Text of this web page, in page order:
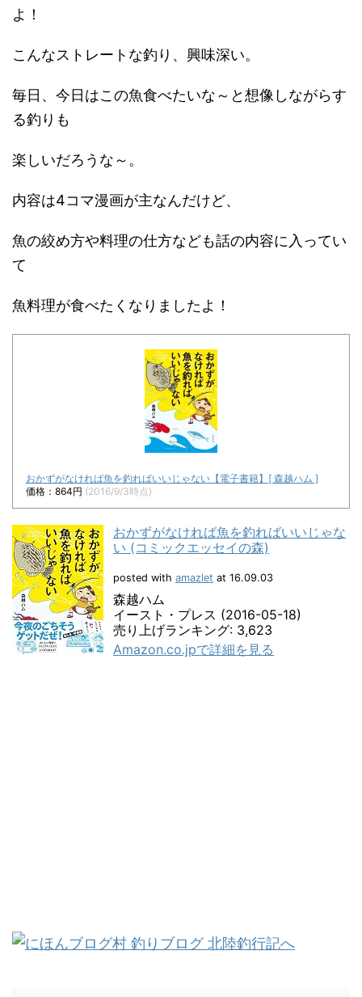
よ！
こんなストレートな釣り、興味深い。
毎日、今日はこの魚食べたいな～と想像しながらす
る釣りも
楽しいだろうな～。
内容は4コマ漫画が主なんだけど、
魚の絞め方や料理の仕方なども話の内容に入ってい
て
魚料理が食べたくなりましたよ！
おかずがなければ魚を釣ればいいじゃない【電子書籍】[ 森越ハム ]
価格：864円 (2016/9/3時点)
おかずがなければ魚を釣ればいいじゃな
い (コミックエッセイの森)
posted with amazlet at 16.09.03
森越ハム
イースト・プレス (2016-05-18)
売り上げランキング: 3,623
Amazon.co.jpで詳細を見る